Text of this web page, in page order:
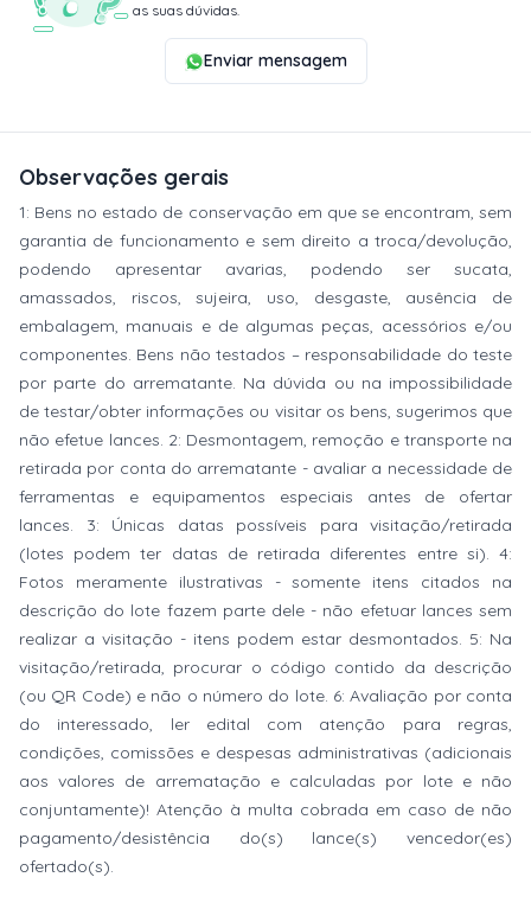
as suas dúvidas.
Enviar mensagem
Observações gerais
1: Bens no estado de conservação em que se encontram, sem
garantia de funcionamento e sem direito a troca/devolução,
podendo apresentar avarias, podendo ser sucata,
amassados, riscos, sujeira, uso, desgaste, ausência de
embalagem, manuais e de algumas peças, acessórios e/ou
componentes. Bens não testados – responsabilidade do teste
por parte do arrematante. Na dúvida ou na impossibilidade
de testar/obter informações ou visitar os bens, sugerimos que
não efetue lances. 2: Desmontagem, remoção e transporte na
retirada por conta do arrematante - avaliar a necessidade de
ferramentas e equipamentos especiais antes de ofertar
lances. 3: Únicas datas possíveis para visitação/retirada
(lotes podem ter datas de retirada diferentes entre si). 4:
Fotos meramente ilustrativas - somente itens citados na
descrição do lote fazem parte dele - não efetuar lances sem
realizar a visitação - itens podem estar desmontados. 5: Na
visitação/retirada, procurar o código contido da descrição
(ou QR Code) e não o número do lote. 6: Avaliação por conta
do interessado, ler edital com atenção para regras,
condições, comissões e despesas administrativas (adicionais
aos valores de arrematação e calculadas por lote e não
conjuntamente)! Atenção à multa cobrada em caso de não
pagamento/desistência do(s) lance(s) vencedor(es)
ofertado(s).